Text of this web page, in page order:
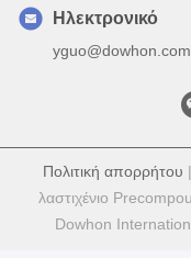
yguo@dowhon.com
Πολιτική απορρήτου
λαστιχένιο
Dowhon